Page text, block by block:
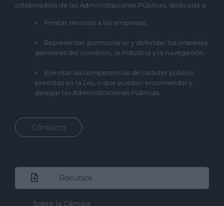
colaboradora de las Administraciones Públicas, dedicada a:
Prestar servicios a las empresas.
Representar, promocionar y defender los intereses
generales del comercio, la industria y la navegación.
Ejercitar las competencias de carácter público
previstas en la Ley, o que puedan encomendar y
delegar las Administraciones Públicas.
Contacto
Recursos
Sobre la Cámara